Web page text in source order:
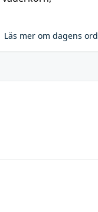
Läs mer om dagens ord